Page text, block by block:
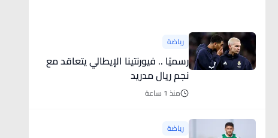
رياضة
رسميًا .. فيورنتينا الإيطالي يتعاقد مع
نجم ريال مدريد
منذ 1 ساعة
رياضة